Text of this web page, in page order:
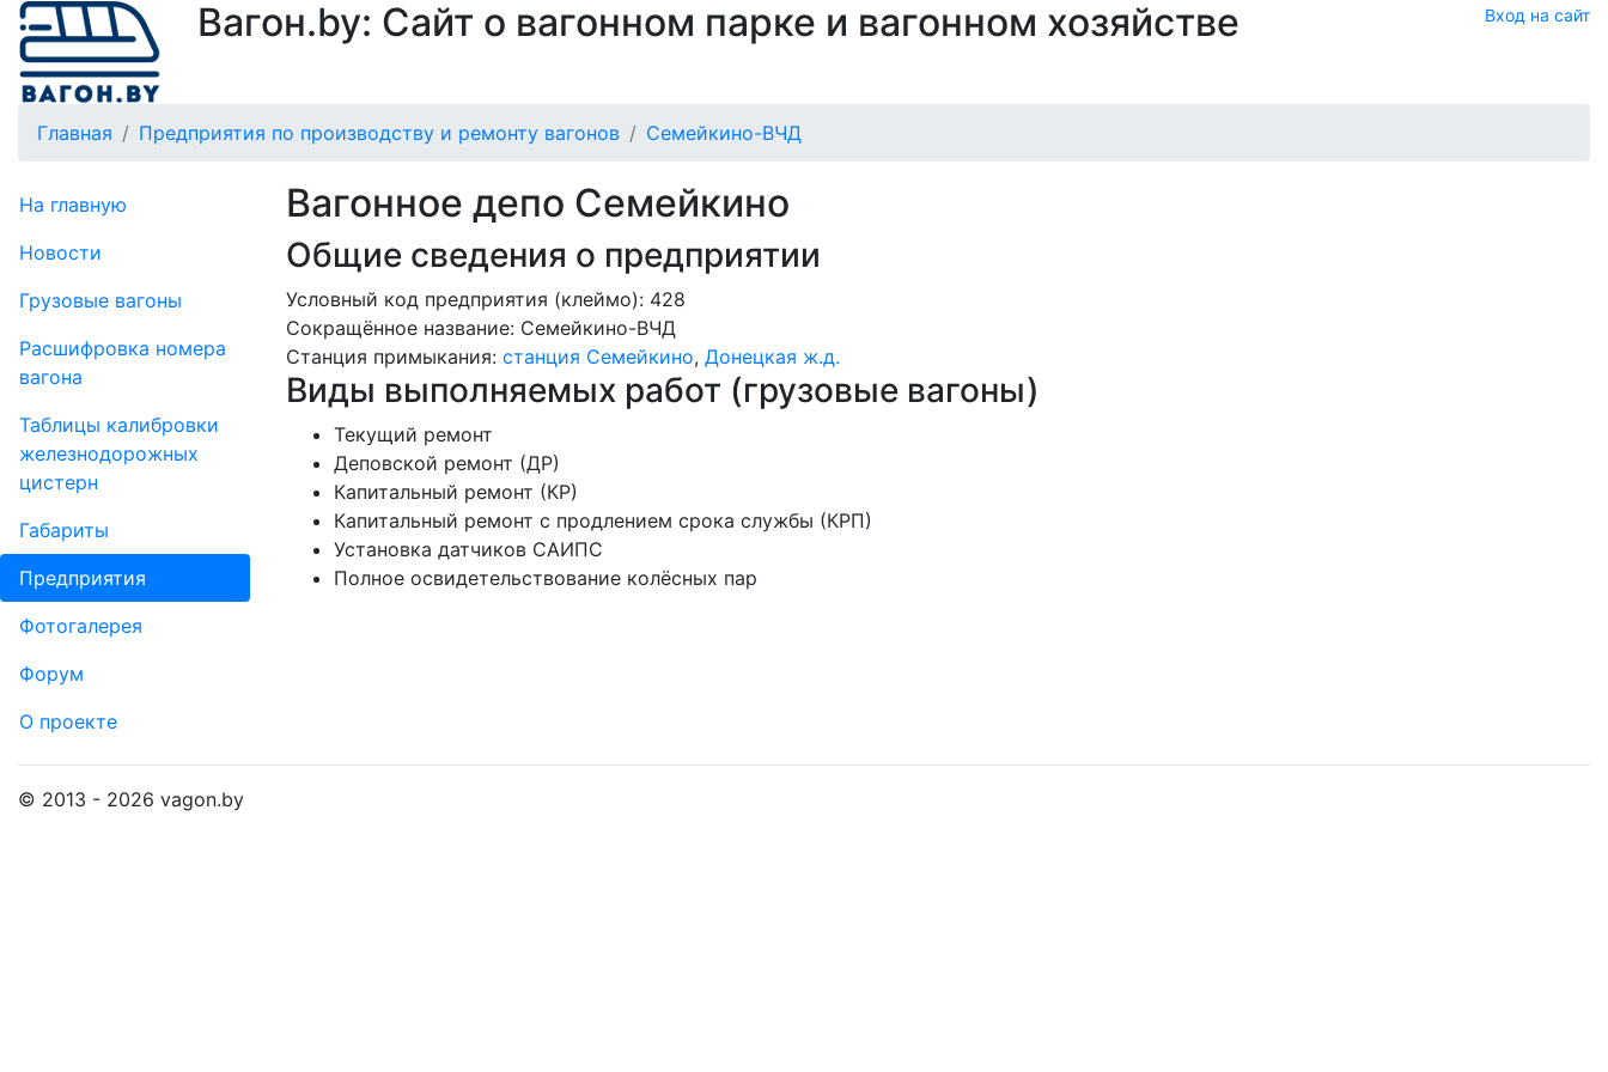
Вагон.by: Сайт о вагонном парке и вагонном хозяйстве Вход на сайт
Главная Предприятия по производству и ремонту вагонов Семейкино-ВЧД
На главную
Новости
Грузовые вагоны
Рас­шифров­ка номера
вагона
Таблицы калибровки
же­лезно­дорожных
цистерн
Габариты
Пред­прия­тия
Фо­то­га­ле­рея
Форум
О проекте
Вагонное депо Семейкино
Общие сведения о предприятии
Условный код предприятия (клеймо): 428
Сокращённое название: Семейкино-ВЧД
Станция примыкания: станция Семейкино, Донецкая ж.д.
Виды выполняемых работ (грузовые вагоны)
Текущий ремонт
Деповской ремонт (ДР)
Капитальный ремонт (КР)
Капитальный ремонт с продлением срока службы (КРП)
Установка датчиков САИПС
Полное освидетельствование колёсных пар
© 2013 - 2026 vagon.by